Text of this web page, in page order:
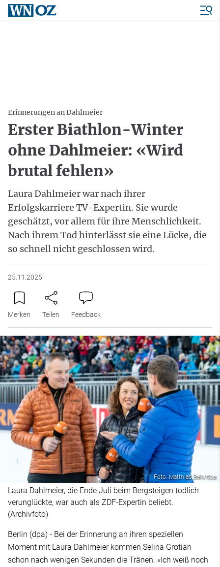
Erinnerungen an Dahlmeier
Erster Biathlon-Winter
ohne Dahlmeier: «Wird
brutal fehlen»
Laura Dahlmeier war nach ihrer
Erfolgskarriere TV-Expertin. Sie wurde
geschätzt, vor allem für ihre Menschlichkeit.
Nach ihrem Tod hinterlässt sie eine Lücke, die
so schnell nicht geschlossen wird.
25.11.2025
Merken Teilen Feedback
Foto: Matthias Balk/dpa
Laura Dahlmeier, die Ende Juli beim Bergsteigen tödlich
verunglückte, war auch als ZDF-Expertin beliebt.
(Archivfoto)
Berlin (dpa) - Bei der Erinnerung an ihren speziellen
Moment mit Laura Dahlmeier kommen Selina Grotian
schon nach wenigen Sekunden die Tränen. «Ich weiß noch